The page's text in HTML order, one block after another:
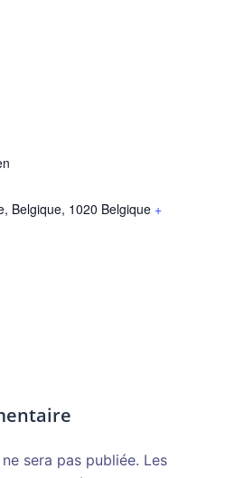
Belgique, 1020 Belgique +
sera pas publiée. Les